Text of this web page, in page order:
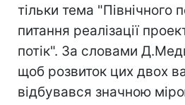
тільки тема "Північного
питання реалізації
потік". За словами
щоб розвиток цих двох
відбувався значною